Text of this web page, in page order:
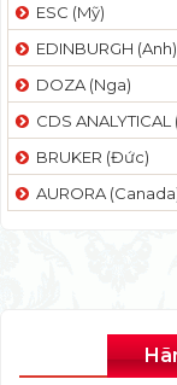
ESC (Mỹ)
EDINBURGH (Anh)
DOZA (Nga)
CDS ANALYTICAL
BRUKER (Đức)
AURORA